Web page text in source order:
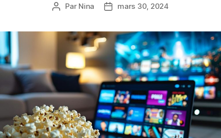
Auteur
Par Nina
Datemars 30, 2024